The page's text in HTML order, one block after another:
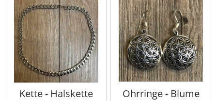
Kette - Halskette
Ohrringe - Blume